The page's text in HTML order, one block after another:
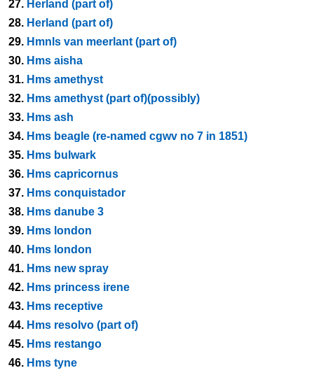
27. Herland (part of)
28. Herland (part of)
29. Hmnls van meerlant (part of)
30. Hms aisha
31. Hms amethyst
32. Hms amethyst (part of)(possibly)
33. Hms ash
34. Hms beagle (re-named cgwv no 7 in 1851)
35. Hms bulwark
36. Hms capricornus
37. Hms conquistador
38. Hms danube 3
39. Hms london
40. Hms london
41. Hms new spray
42. Hms princess irene
43. Hms receptive
44. Hms resolvo (part of)
45. Hms restango
46. Hms tyne